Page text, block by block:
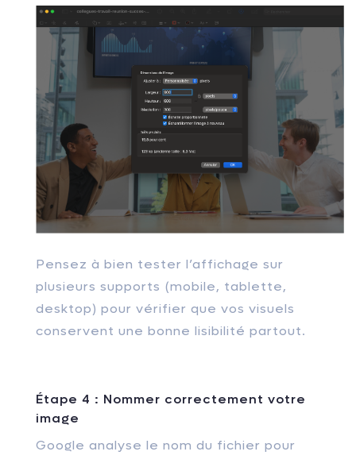
Pensez à bien tester l’affichage sur
plusieurs supports (mobile, tablette,
desktop) pour vérifier que vos visuels
conservent une bonne lisibilité partout.
Étape 4 : Nommer correctement votre
image
Google analyse le nom du fichier pour